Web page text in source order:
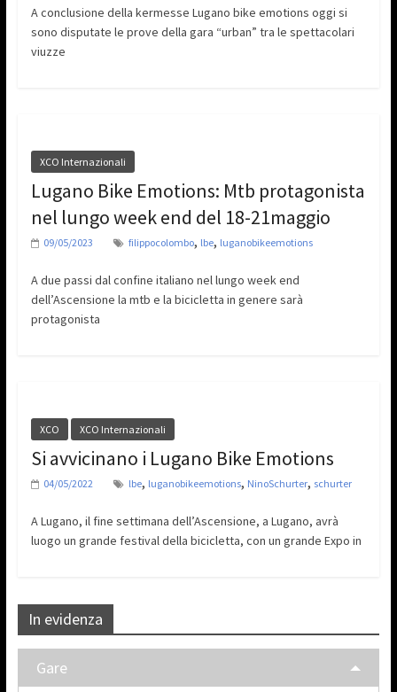
A conclusione della kermesse Lugano bike emotions oggi si
sono disputate le prove della gara “urban” tra le spettacolari
viuzze
XCO Internazionali
Lugano Bike Emotions: Mtb protagonista
nel lungo week end del 18-21maggio
09/05/2023 filippocolombo, lbe, luganobikeemotions
A due passi dal confine italiano nel lungo week end
dell’Ascensione la mtb e la bicicletta in genere sarà
protagonista
XCO XCO Internazionali
Si avvicinano i Lugano Bike Emotions
04/05/2022 lbe, luganobikeemotions, NinoSchurter, schurter
A Lugano, il fine settimana dell’Ascensione, a Lugano, avrà
luogo un grande festival della bicicletta, con un grande Expo in
In evidenza
Gare